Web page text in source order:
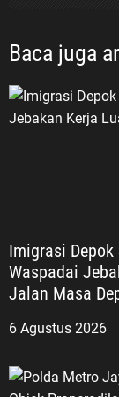
Baca juga
Imigrasi Depok
Waspadai
6 Agustus 2026